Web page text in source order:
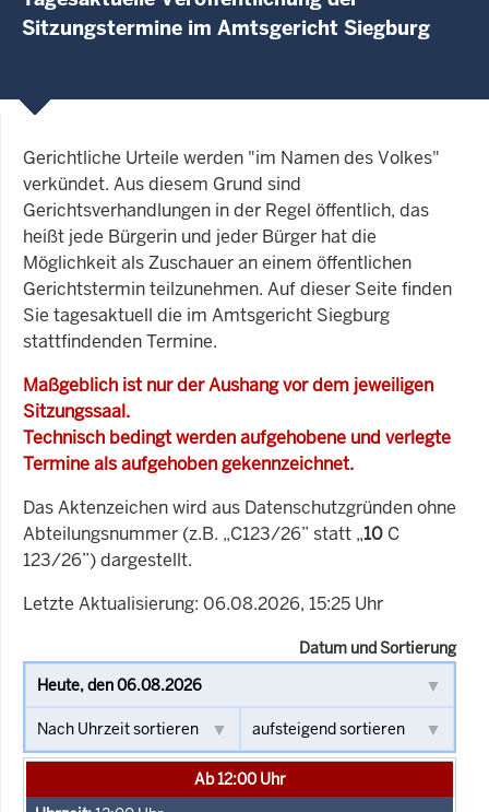
Sitzungstermine im Amtsgericht Siegburg
Gerichtliche Urteile werden "im Namen des Volkes"
verkündet. Aus diesem Grund sind
Gerichtsverhandlungen in der Regel öffentlich, das
heißt jede Bürgerin und jeder Bürger hat die
Möglichkeit als Zuschauer an einem öffentlichen
Gerichtstermin teilzunehmen. Auf dieser Seite finden
Sie tagesaktuell die im Amtsgericht Siegburg
stattfindenden Termine.
Maßgeblich ist nur der Aushang vor dem jeweiligen
Sitzungssaal.
Technisch bedingt werden aufgehobene und verlegte
Termine als aufgehoben gekennzeichnet.
Das Aktenzeichen wird aus Datenschutzgründen ohne
Abteilungsnummer (z.B. „C123/26” statt „10 C
123/26”) dargestellt.
Letzte Aktualisierung: 06.08.2026, 15:25 Uhr
Datum und Sortierung
Ab 12:00 Uhr